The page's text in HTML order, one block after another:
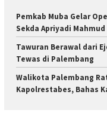
Pemkab Muba Gelar
Sekda Apriyadi
Tawuran Berawal dari
Tewas di Palembang
Walikota Palembang
Kapolrestabes, Bahas